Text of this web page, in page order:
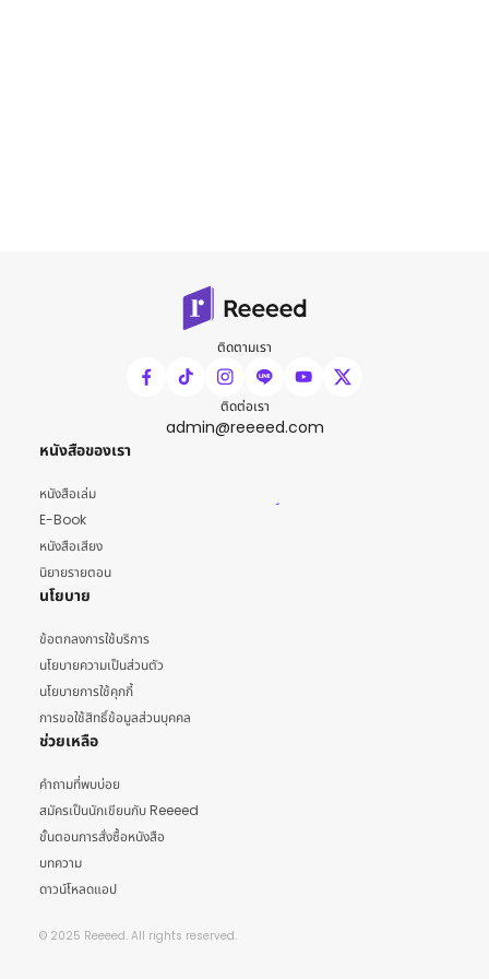
ติดตามเรา
ติดต่อเรา
admin@reeeed.com
หนังสือของเรา
หนังสือเล่ม
E-Book
หนังสือเสียง
นิยายรายตอน
นโยบาย
ข้อตกลงการใช้บริการ
นโยบายความเป็นส่วนตัว
นโยบายการใช้คุกกี้
การขอใช้สิทธิ์ข้อมูลส่วนบุคคล
ช่วยเหลือ
คำถามที่พบบ่อย
สมัครเป็นนักเขียนกับ Reeeed
ขั้นตอนการสั่งซื้อหนังสือ
บทความ
ดาวน์โหลดแอป
© 2025 Reeeed. All rights reserved.